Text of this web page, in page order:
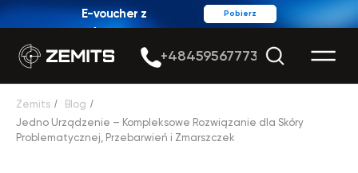
Pobierz
E-voucher z
rabatem
Zemits / Blog /
Jedno Urządzenie – Kompleksowe Rozwiązanie dla Skóry
Problematycznej, Przebarwień i Zmarszczek